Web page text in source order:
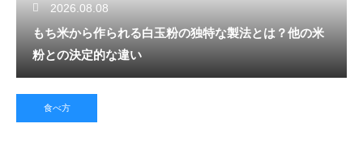
2026.08.08
もち米から作られる白玉粉の独特な製法とは？他の米
粉との決定的な違い
食べ方